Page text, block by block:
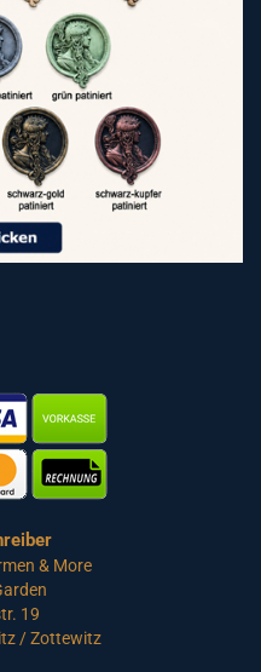
& More
19
/ Zottewitz